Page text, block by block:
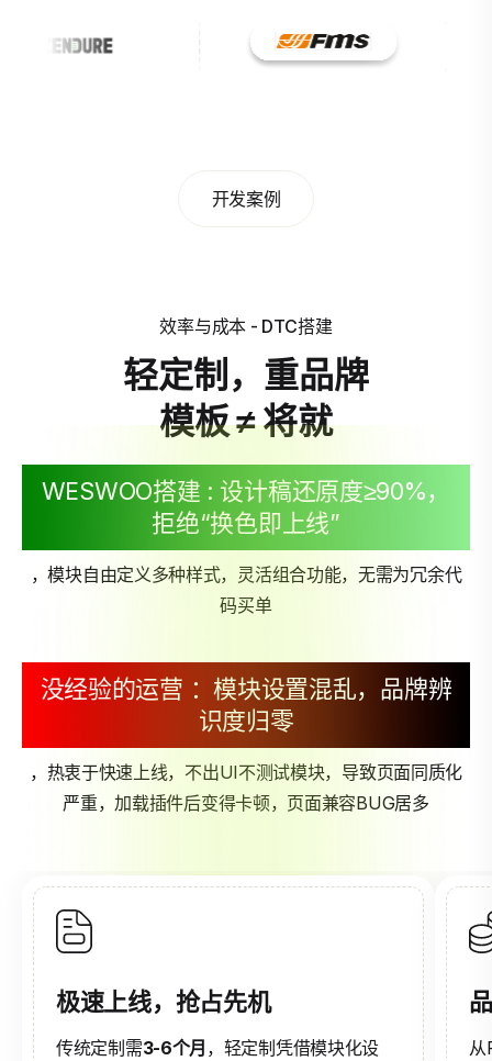
开发案例
效率与成本 - DTC搭建
轻定制，重品牌
模板 ≠ 将就
WESWOO搭建 : 设计稿还原度≥90%，
拒绝“换色即上线”
，模块自由定义多种样式，灵活组合功能，无需为冗余代
码买单
没经验的运营 ：模块设置混乱，品牌辨
识度归零
，热衷于快速上线，不出UI不测试模块，导致页面同质化
严重，加载插件后变得卡顿，页面兼容BUG居多
极速上线，抢占先机
传统定制需3-6个月 ，轻定制凭借模块化设
从